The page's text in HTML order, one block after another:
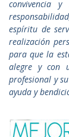
convivencia
espíritu de
realización
para que la
alegre y con
profesional y
ayuda y